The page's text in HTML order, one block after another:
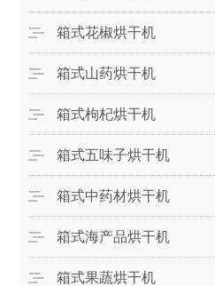
箱式花椒烘干机
箱式山药烘干机
箱式枸杞烘干机
箱式五味子烘干机
箱式中药材烘干机
箱式海产品烘干机
箱式果蔬烘干机